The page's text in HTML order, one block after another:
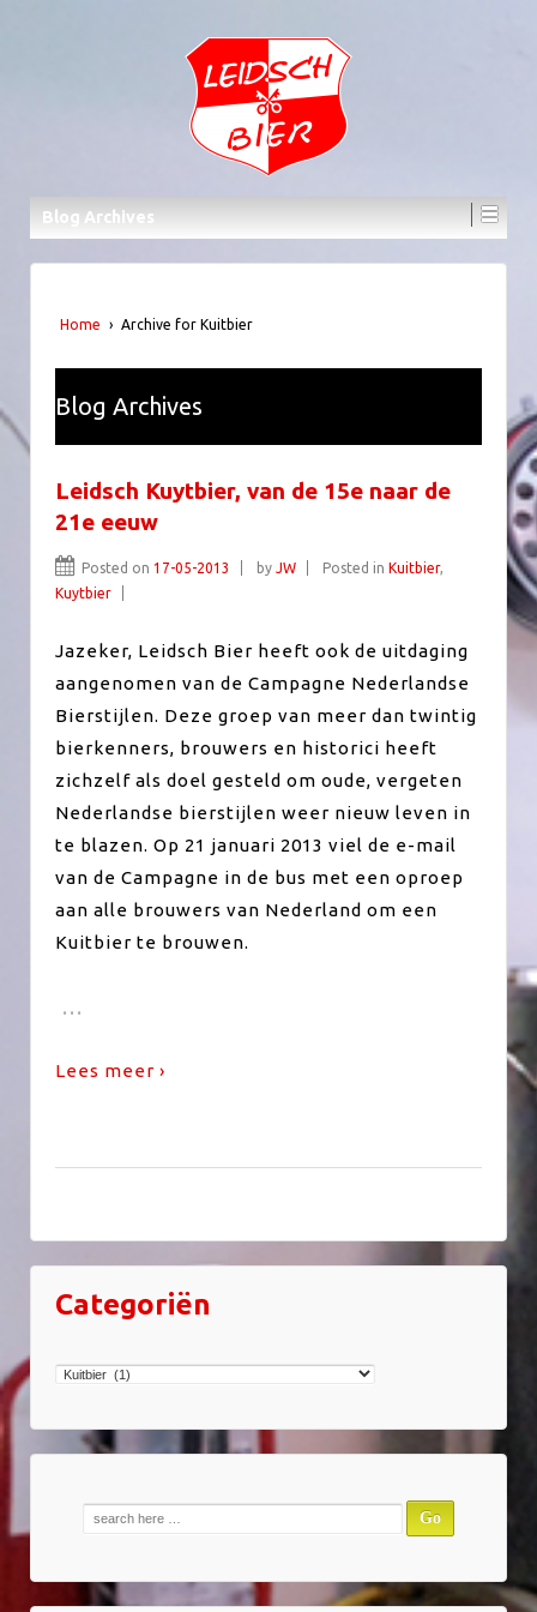
Blog Archives
Home › Archive for Kuitbier
Blog Archives
Leidsch Kuytbier, van de 15e naar de
21e eeuw
Posted on 17-05-2013 by JW Posted in Kuitbier,
Kuytbier
Jazeker, Leidsch Bier heeft ook de uitdaging
aangenomen van de Campagne Nederlandse
Bierstijlen. Deze groep van meer dan twintig
bierkenners, brouwers en historici heeft
zichzelf als doel gesteld om oude, vergeten
Nederlandse bierstijlen weer nieuw leven in
te blazen. Op 21 januari 2013 viel de e-mail
van de Campagne in de bus met een oproep
aan alle brouwers van Nederland om een
Kuitbier te brouwen.
…
Lees meer ›
Categoriën
Zoek
naar: